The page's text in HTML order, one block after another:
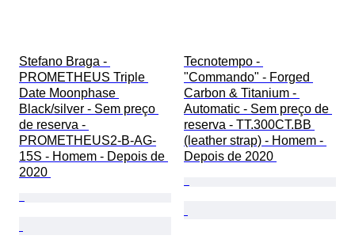
Stefano Braga -
PROMETHEUS Triple
Date Moonphase
Black/silver - Sem preço
de reserva -
PROMETHEUS2-B-AG-
15S - Homem - Depois de
2020
Tecnotempo -
"Commando" - Forged
Carbon & Titanium -
Automatic - Sem preço de
reserva - TT.300CT.BB
(leather strap) - Homem -
Depois de 2020